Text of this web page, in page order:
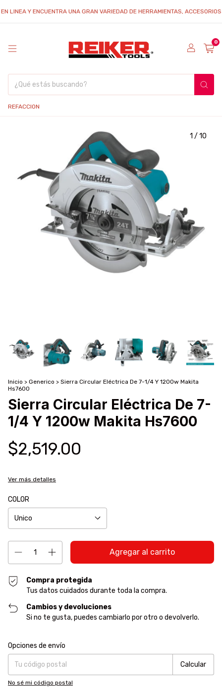
Y ENCUENTRA UNA GRAN VARIEDAD DE HERRAMIENTAS, ACCESORIOS Y
0
REFACCION
1 / 10
Inicio > Generico > Sierra Circular Eléctrica De 7-1/4 Y 1200w Makita
Hs7600
Sierra Circular Eléctrica De 7-
1/4 Y 1200w Makita Hs7600
$2,519.00
Ver más detalles
COLOR
Compra protegida
Tus datos cuidados durante toda la compra.
Cambios y devoluciones
Si no te gusta, puedes cambiarlo por otro o devolverlo.
Entregas para el CP:
Opciones de envío
Calcular
No sé mi código postal